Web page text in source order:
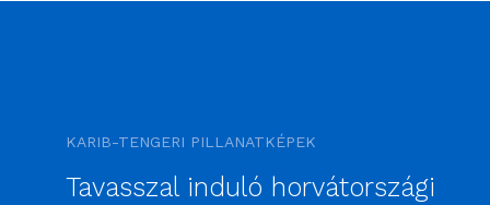
KARIB-TENGERI PILLANATKÉPEK
Tavasszal induló horvátországi